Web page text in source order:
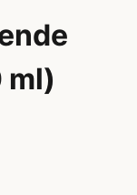
ml)